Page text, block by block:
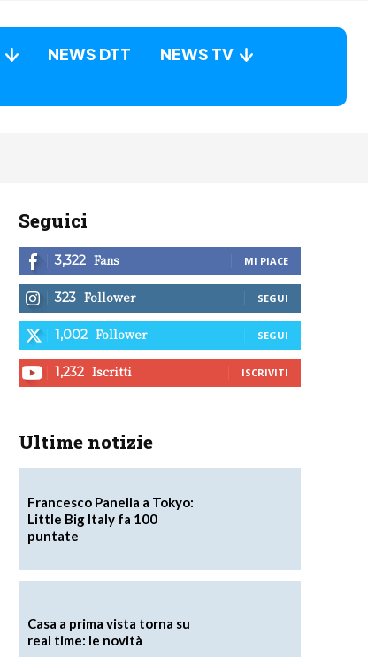
NEWS DTT
NEWS TV
Seguici
3,322 Fans MI PIACE
323 Follower SEGUI
1,002 Follower SEGUI
1,232 Iscritti ISCRIVITI
Ultime notizie
Francesco Panella a Tokyo:
Little Big Italy fa 100
puntate
Casa a prima vista torna su
real time: le novità